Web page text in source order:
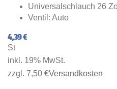
Universalschlauch 26
Ventil: Auto
4,39 €
St
inkl. 19% MwSt.
zzgl. 7,50 €Versandkosten